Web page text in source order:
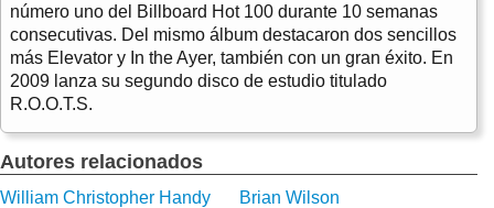
número uno del Billboard Hot 100 durante 10 semanas
consecutivas. Del mismo álbum destacaron dos sencillos
más Elevator y In the Ayer, también con un gran éxito. En
2009 lanza su segundo disco de estudio titulado
R.O.O.T.S.
Autores relacionados
William Christopher Handy
Brian Wilson